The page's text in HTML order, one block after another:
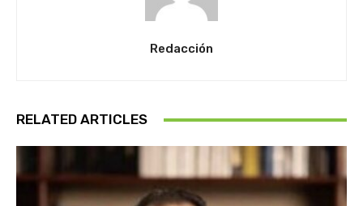
Redacción
RELATED ARTICLES